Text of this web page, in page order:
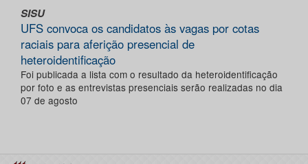
SISU
UFS convoca os candidatos às vagas por cotas
raciais para aferição presencial de
heteroidentificação
Foi publicada a lista com o resultado da heteroidentificação
por foto e as entrevistas presenciais serão realizadas no dia
07 de agosto